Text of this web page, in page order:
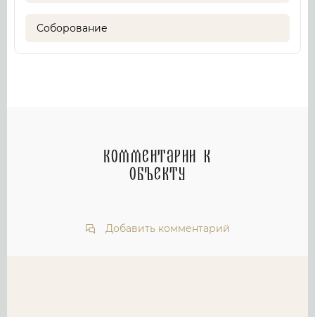
Соборование
Комментарии к
объекту
Добавить комментарий